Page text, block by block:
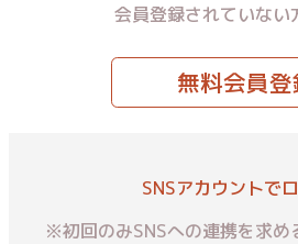
会員登録されていない
無料会員登
SNSアカウントで
※初回のみSNSへの連携を求め